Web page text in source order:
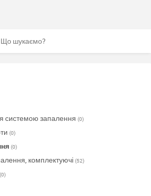
системою запалення (0)
(0)
(0)
комплектуючі (52)
(0)